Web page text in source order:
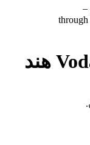
–
Price range: 1,444,000 تومان through